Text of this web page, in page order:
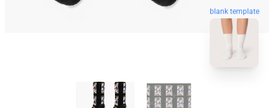
blank template